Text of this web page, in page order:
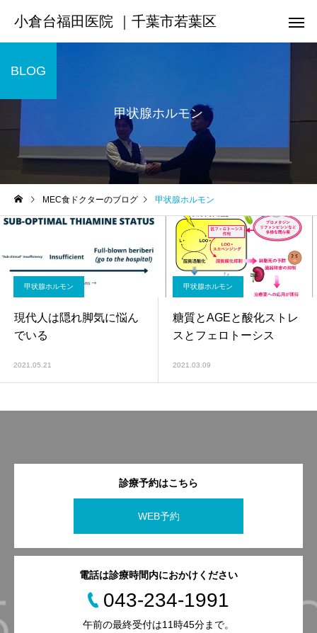
小倉台福田医院 ｜千葉市若葉区
甲状腺ホルモン
BLOG
MEC食ドクターのブログ 甲状腺ホルモン
甲状腺ホルモン
現代人は隠れ脚気に悩ん
でいる
2021.05.21
甲状腺ホルモン
糖質とAGEと酸化ストレ
スとフェロトーシス
2021.03.09
診療予約はこちら
WEB予約
電話は診療時間内におかけください
043-234-1991
午前の最終受付は11時45分まで。